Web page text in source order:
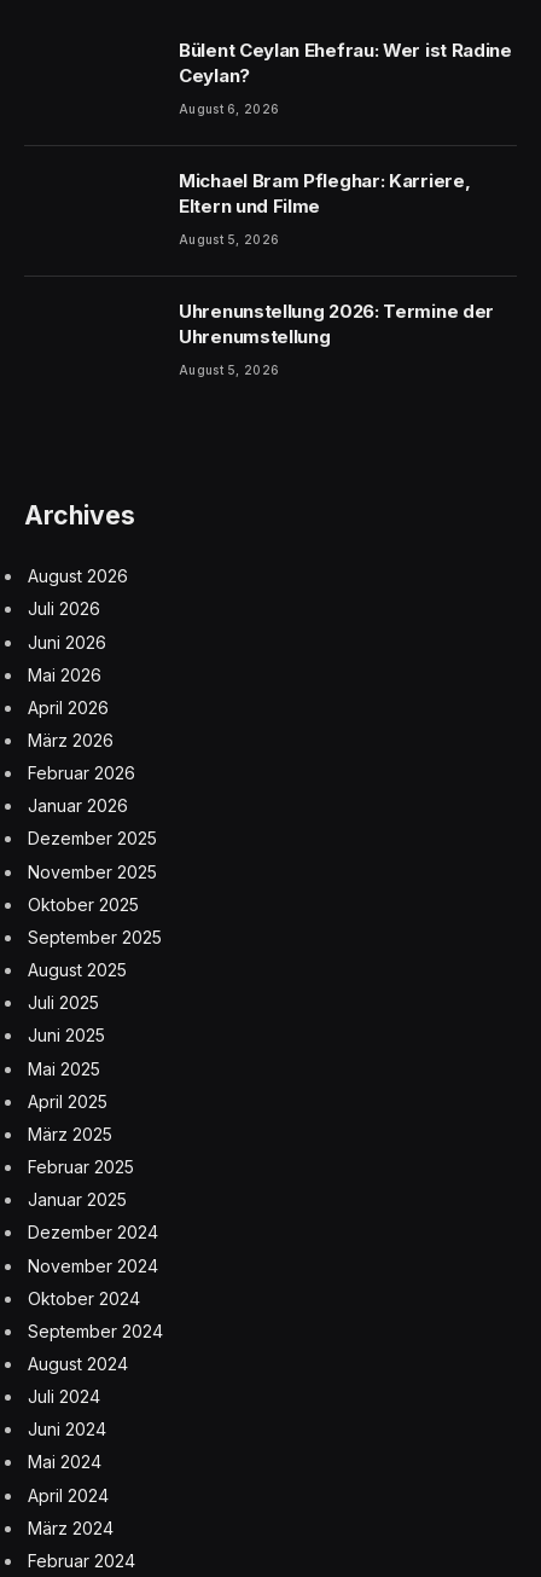
Bülent Ceylan Ehefrau: Wer ist Radine
Ceylan?
August 6, 2026
Michael Bram Pfleghar: Karriere,
Eltern und Filme
August 5, 2026
Uhrenunstellung 2026: Termine der
Uhrenumstellung
August 5, 2026
Archives
August 2026
Juli 2026
Juni 2026
Mai 2026
April 2026
März 2026
Februar 2026
Januar 2026
Dezember 2025
November 2025
Oktober 2025
September 2025
August 2025
Juli 2025
Juni 2025
Mai 2025
April 2025
März 2025
Februar 2025
Januar 2025
Dezember 2024
November 2024
Oktober 2024
September 2024
August 2024
Juli 2024
Juni 2024
Mai 2024
April 2024
März 2024
Februar 2024